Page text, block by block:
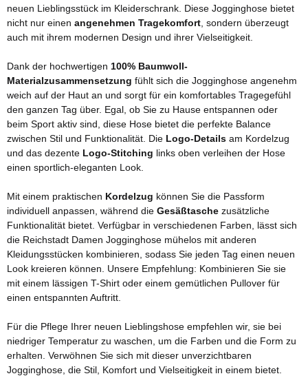
neuen Lieblingsstück im Kleiderschrank. Diese Jogginghose bietet
nicht nur einen angenehmen Tragekomfort , sondern überzeugt
auch mit ihrem modernen Design und ihrer Vielseitigkeit.
Dank der hochwertigen 100% Baumwoll-
Materialzusammensetzung fühlt sich die Jogginghose angenehm
weich auf der Haut an und sorgt für ein komfortables Tragegefühl
den ganzen Tag über. Egal, ob Sie zu Hause entspannen oder
beim Sport aktiv sind, diese Hose bietet die perfekte Balance
zwischen Stil und Funktionalität. Die Logo-Details am Kordelzug
und das dezente Logo-Stitching links oben verleihen der Hose
einen sportlich-eleganten Look.
Mit einem praktischen Kordelzug können Sie die Passform
individuell anpassen, während die Gesäßtasche zusätzliche
Funktionalität bietet. Verfügbar in verschiedenen Farben, lässt sich
die Reichstadt Damen Jogginghose mühelos mit anderen
Kleidungsstücken kombinieren, sodass Sie jeden Tag einen neuen
Look kreieren können. Unsere Empfehlung: Kombinieren Sie sie
mit einem lässigen T-Shirt oder einem gemütlichen Pullover für
einen entspannten Auftritt.
Für die Pflege Ihrer neuen Lieblingshose empfehlen wir, sie bei
niedriger Temperatur zu waschen, um die Farben und die Form zu
erhalten. Verwöhnen Sie sich mit dieser unverzichtbaren
Jogginghose, die Stil, Komfort und Vielseitigkeit in einem bietet.